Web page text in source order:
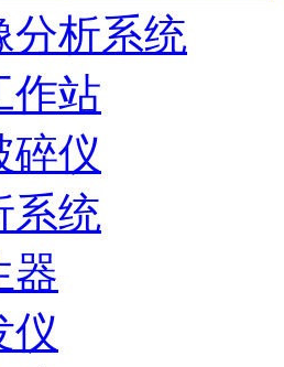
分析系统
作站
碎仪
系统
器
仪